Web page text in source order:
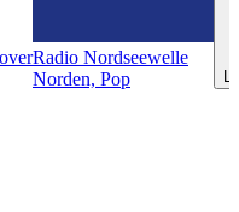
Radio Nordseewelle
Norden, Pop